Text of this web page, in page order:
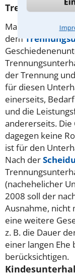
Trennung
Man
dem
der Trennung
für diesen
einerseits,
und die
andererseits.
dagegen keine
ist für den
Nach der
(nachehelicher
2008 soll der
Ausnahme, nicht
eine weitere
z. B. die Dauer
einer langen Ehe
berücksichtigen.